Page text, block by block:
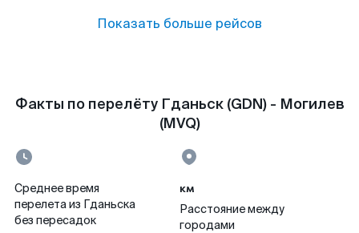
Показать больше рейсов
Факты по перелёту Гданьск (GDN) - Могилев
(MVQ)
Среднее время
перелета из Гданьска
без пересадок
км
Расстояние между
городами